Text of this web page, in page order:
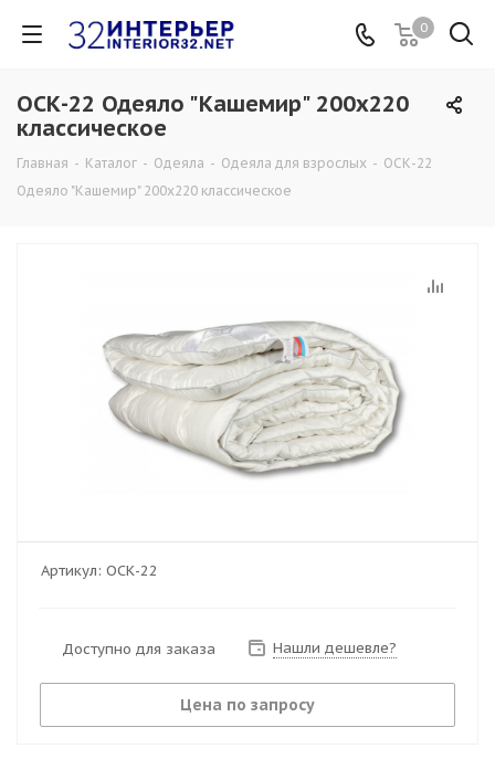
0
ОСК-22 Одеяло "Кашемир" 200х220
классическое
Главная - Каталог - Одеяла - Одеяла для взрослых - ОСК-22
Одеяло "Кашемир" 200х220 классическое
Артикул: ОСК-22
Доступно для заказа Нашли дешевле?
Цена по запросу